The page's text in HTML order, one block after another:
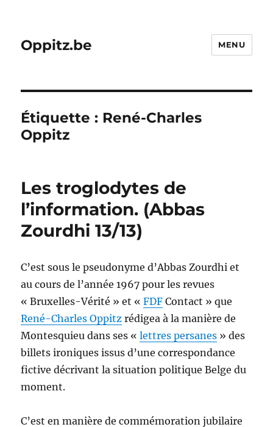
Oppitz.be MENU
Étiquette : René-Charles
Oppitz
Les troglodytes de
l’information. (Abbas
Zourdhi 13/13)
C’est sous le pseudonyme d’Abbas Zourdhi et
au cours de l’année 1967 pour les revues
« Bruxelles-Vérité » et «FDF Contact » que
René-Charles Oppitz rédigea à la manière de
Montesquieu dans ses «lettres persanes » des
billets ironiques issus d’une correspondance
fictive décrivant la situation politique Belge du
moment.
C’est en manière de commémoration jubilaire